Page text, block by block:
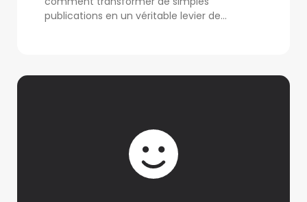
publications en un véritable levier de...